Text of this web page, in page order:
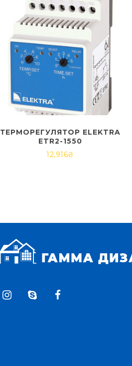
ТЕРМОРЕГУЛЯТОР ELEKTRA
ETR2-1550
12,916₴